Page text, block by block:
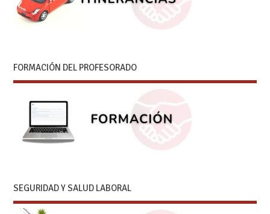
FORMACIÓN DEL PROFESORADO
SEGURIDAD Y SALUD LABORAL